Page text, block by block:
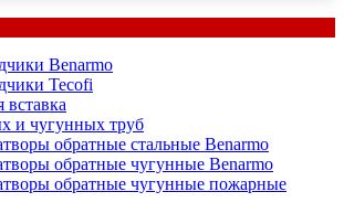
Benarmo
Tecofi
и чугунных труб
обратные стальные Benarmo
обратные чугунные Benarmo
обратные чугунные пожарные